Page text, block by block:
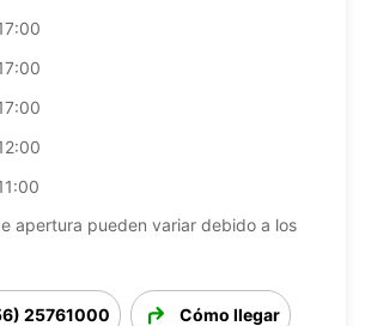
apertura pueden variar debido a los
25761000 Cómo llegar